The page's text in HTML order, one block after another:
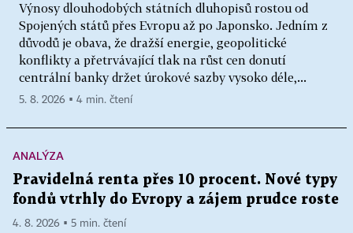
Výnosy dlouhodobých státních dluhopisů rostou od
Spojených států přes Evropu až po Japonsko. Jedním z
důvodů je obava, že dražší energie, geopolitické
konflikty a přetrvávající tlak na růst cen donutí
centrální banky držet úrokové sazby vysoko déle,...
5. 8. 2026 ▪ 4 min. čtení
ANALÝZA
Pravidelná renta přes 10 procent. Nové typy
fondů vtrhly do Evropy a zájem prudce roste
4. 8. 2026 ▪ 5 min. čtení